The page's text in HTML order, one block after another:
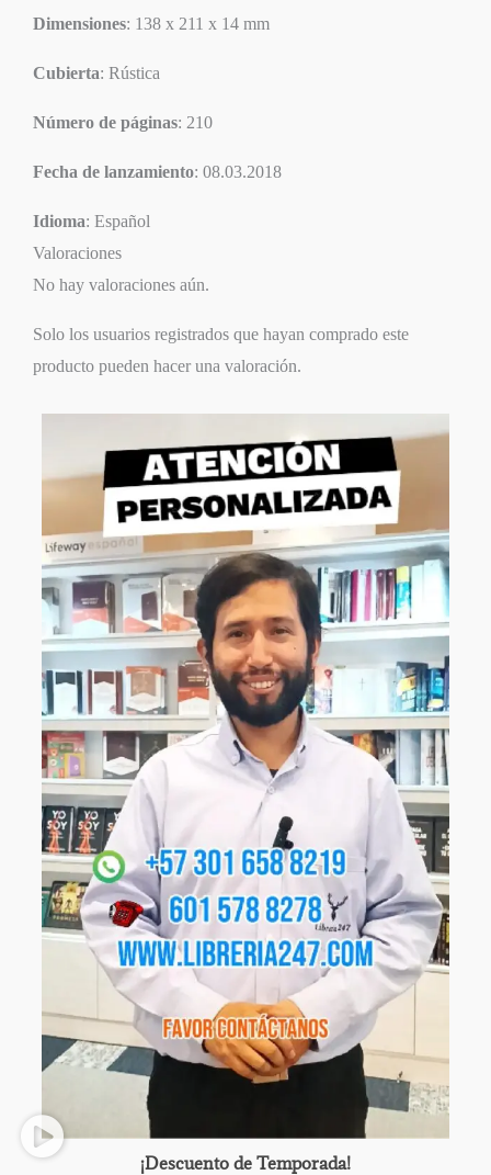
Dimensiones: 138 x 211 x 14 mm
Cubierta: Rústica
Número de páginas: 210
Fecha de lanzamiento: 08.03.2018
Idioma: Español
Valoraciones
No hay valoraciones aún.
Solo los usuarios registrados que hayan comprado este
producto pueden hacer una valoración.
¡Descuento de Temporada!